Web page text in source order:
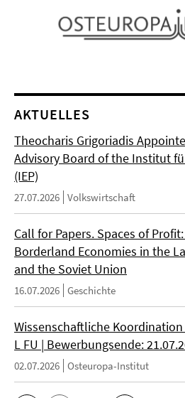
AKTUELLES
Theocharis Grigoriadis
Advisory Board of the Institut
(IEP)
27.07.2026 Volkswirtschaft
Call for Papers. Spaces of
Borderland Economies in the
and the Soviet Union
16.07.2026 Geschichte
Wissenschaftliche Koordination
L FU | Bewerbungsende:
02.07.2026 Osteuropa-Institut